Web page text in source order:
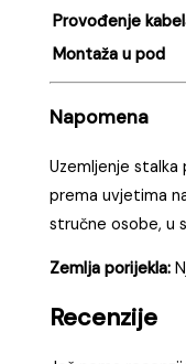
Provođenje
Montaža u pod
Napomena
Uzemljenje
prema uvjetima
stručne osobe, u
Zemlja porijekla:
Recenzije